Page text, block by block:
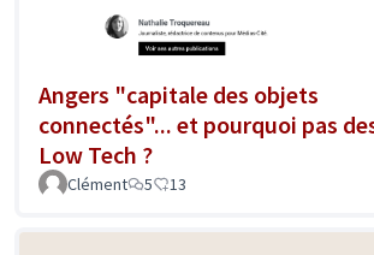
Angers "capitale des objets
connectés"... et pourquoi pas
Low Tech ?
Clément 5 13